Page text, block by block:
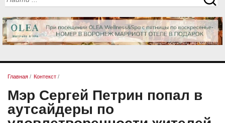
Главная / Контекст /
Мэр Сергей Петрин попал в
аутсайдеры по